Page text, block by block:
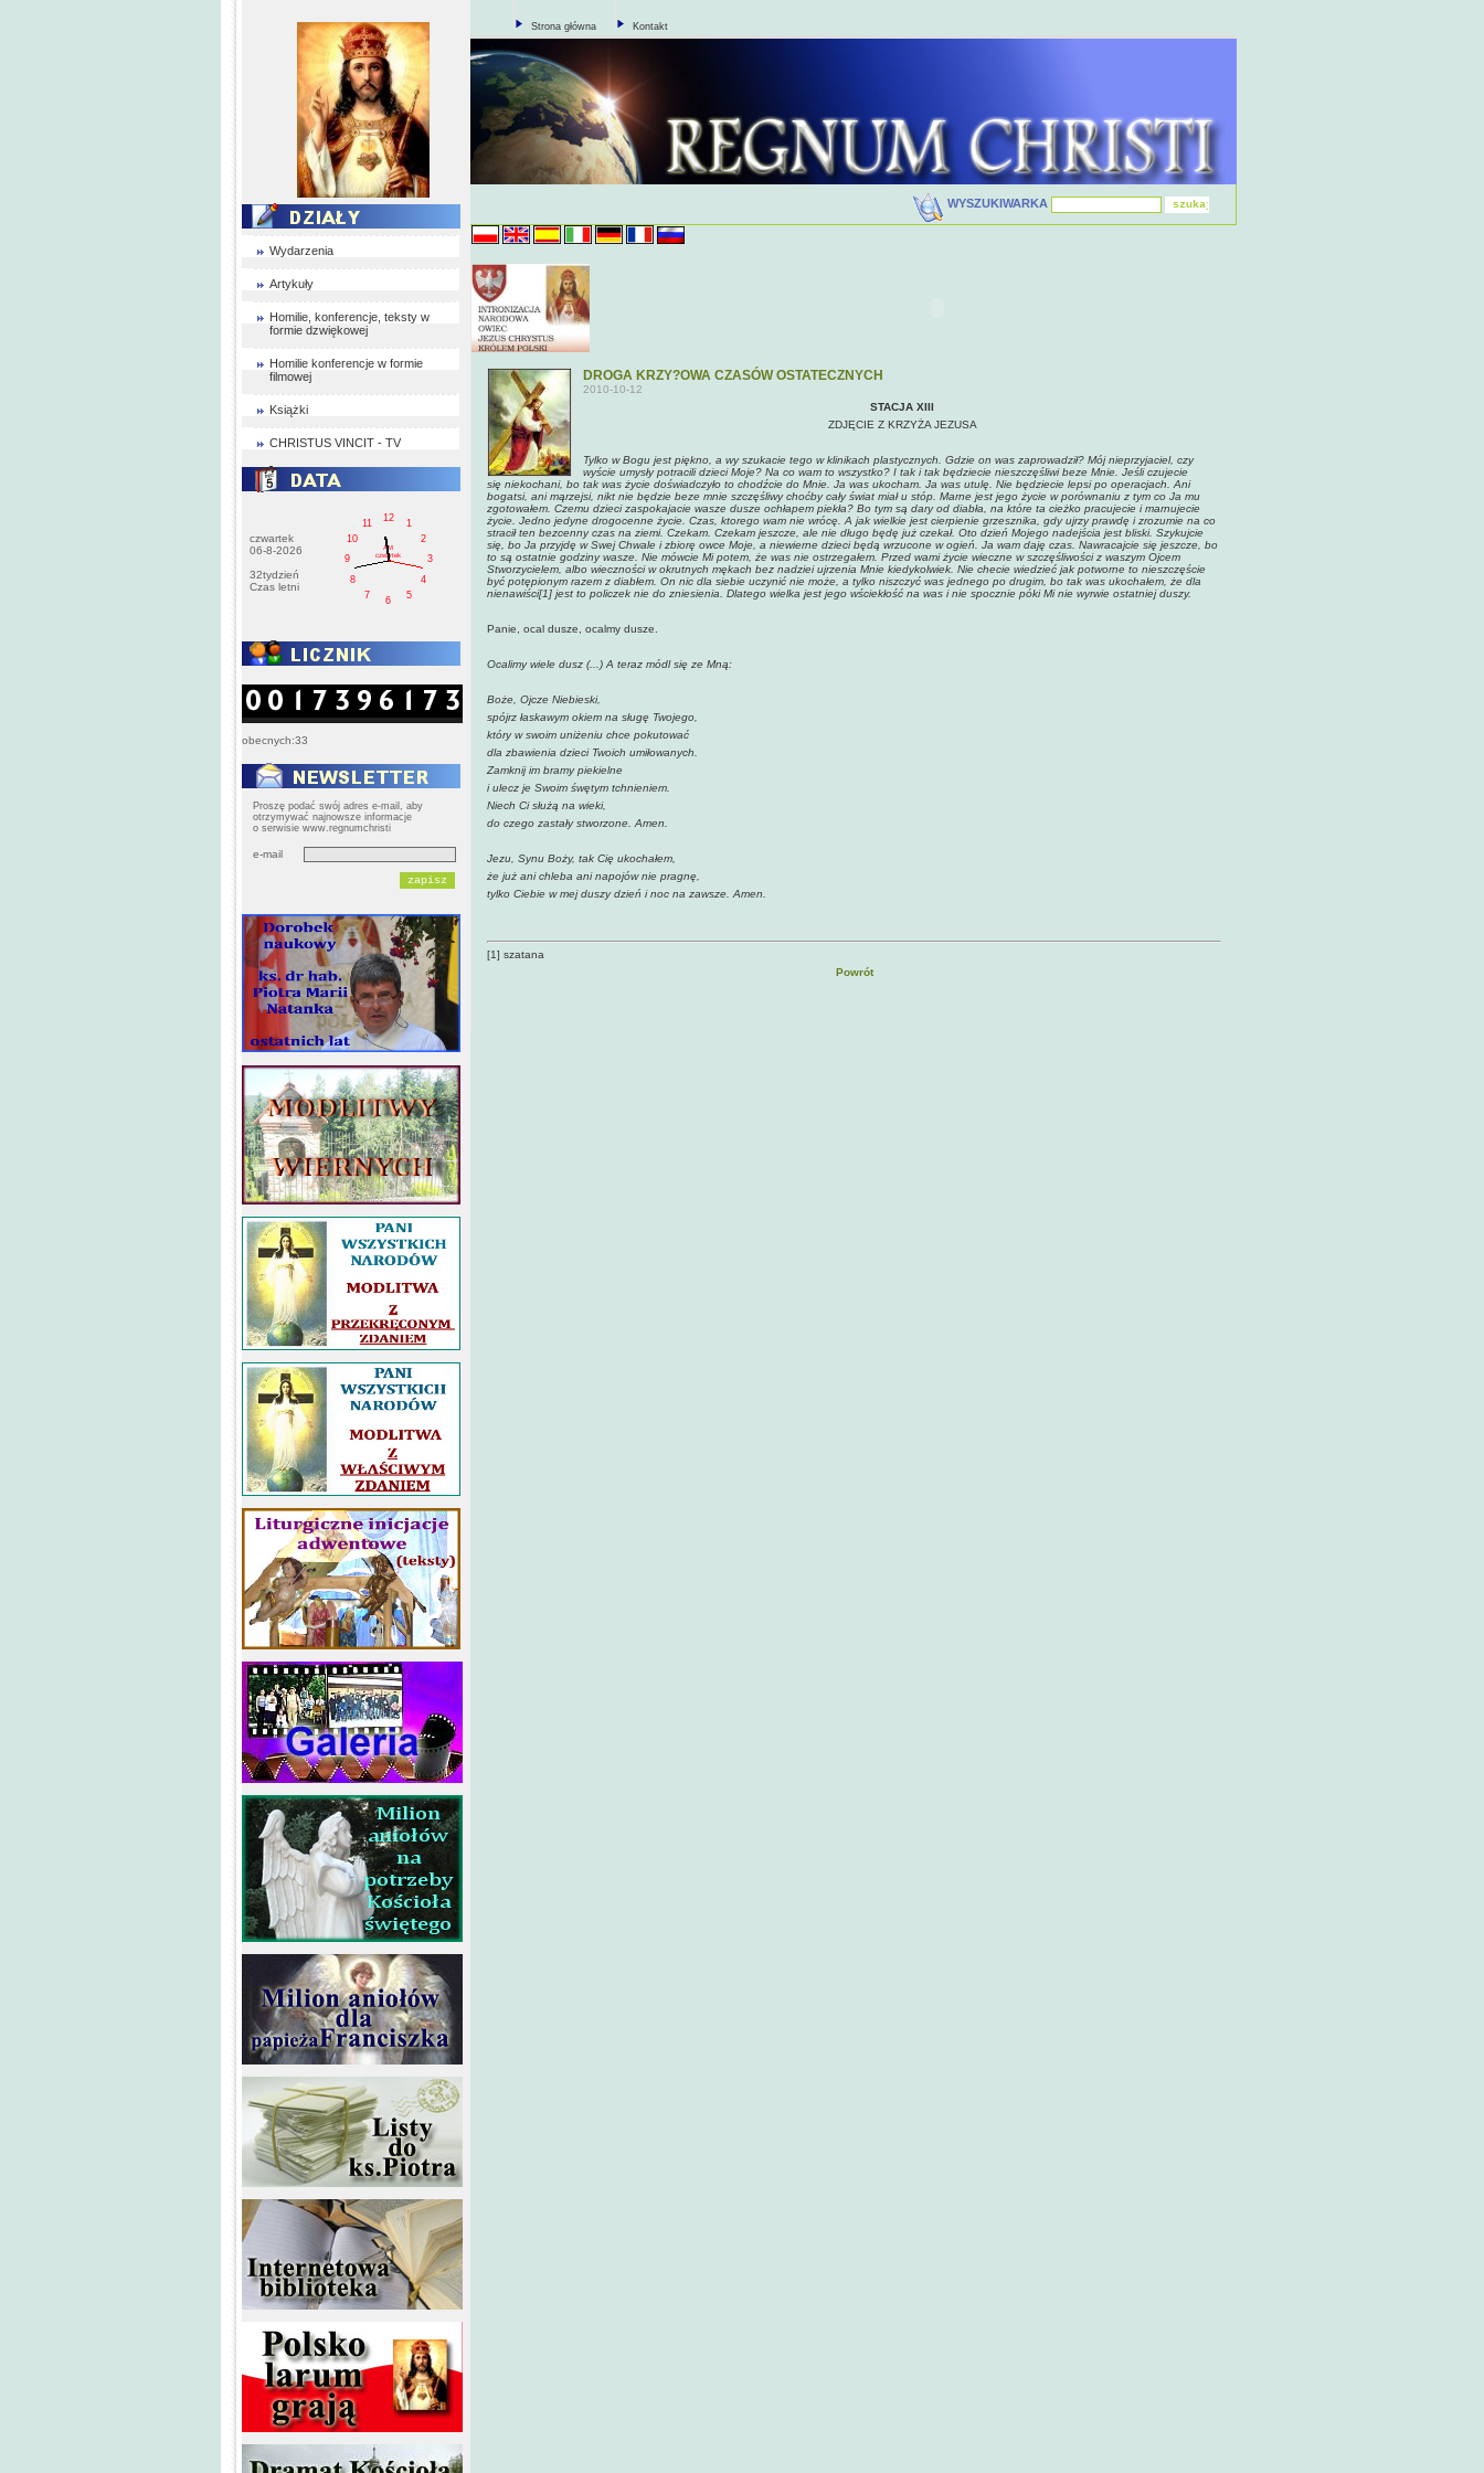
Wydarzenia
Artykuły
Homilie, konferencje, teksty w
formie dzwiękowej
Homilie konferencje w formie
filmowej
Książki
CHRISTUS VINCIT - TV
czwartek
06-8-2026
32tydzień
Czas letni
1
2
3
4
5
6
7
8
9
10
11
12
AM
czwartek
obecnych:33
Proszę podać swój adres e-mail, aby
otrzymywać najnowsze informacje
o serwisie www.regnumchristi
e-mail
Strona główna Kontakt
WYSZUKIWARKA
DROGA KRZY?OWA CZASÓW OSTATECZNYCH
2010-10-12
STACJA XIII
ZDJĘCIE Z KRZYŻA JEZUSA
Tylko w Bogu jest piękno, a wy szukacie tego w klinikach plastycznych. Gdzie on was zaprowadził? Mój nieprzyjaciel, czy
wyście umysły potracili dzieci Moje? Na co wam to wszystko? I tak i tak będziecie nieszczęśliwi beze Mnie. Jeśli czujecie
się niekochani, bo tak was życie doświadczyło to chodźcie do Mnie. Ja was ukocham. Ja was utulę. Nie będziecie lepsi po operacjach. Ani
bogatsi, ani mąrzejsi, nikt nie będzie beze mnie szczęśliwy choćby cały świat miał u stóp. Marne jest jego życie w porównaniu z tym co Ja mu
zgotowałem. Czemu dzieci zaspokajacie wasze dusze ochłapem piekła? Bo tym są dary od diabła, na które ta cieżko pracujecie i marnujecie
życie. Jedno jedyne drogocenne życie. Czas, ktorego wam nie wrócę. A jak wielkie jest cierpienie grzesznika, gdy ujrzy prawdę i zrozumie na co
stracił ten bezcenny czas na ziemi. Czekam. Czekam jeszcze, ale nie długo będę już czekał. Oto dzień Mojego nadejścia jest bliski. Szykujcie
się, bo Ja przyjdę w Swej Chwale i zbiorę owce Moje, a niewierne dzieci będą wrzucone w ogień. Ja wam daję czas. Nawracajcie się jeszcze, bo
to są ostatnie godziny wasze. Nie mówcie Mi potem, że was nie ostrzegałem. Przed wami życie wieczne w szczęśliwości z waszym Ojcem
Stworzycielem, albo wieczności w okrutnych mękach bez nadziei ujrzenia Mnie kiedykolwiek. Nie checie wiedzieć jak potworne to nieszczęście
być potępionym razem z diabłem. On nic dla siebie uczynić nie może, a tylko niszczyć was jednego po drugim, bo tak was ukochałem, że dla
nienawiści[1] jest to policzek nie do zniesienia. Dlatego wielka jest jego wściekłość na was i nie spocznie póki Mi nie wyrwie ostatniej duszy.
Panie, ocal dusze, ocalmy dusze.
Ocalimy wiele dusz (...) A teraz módl się ze Mną:
Boże, Ojcze Niebieski,
spójrz łaskawym okiem na sługę Twojego,
który w swoim uniżeniu chce pokutować
dla zbawienia dzieci Twoich umiłowanych.
Zamknij im bramy piekielne
i ulecz je Swoim śwętym tchnieniem.
Niech Ci służą na wieki,
do czego zastały stworzone. Amen.
Jezu, Synu Boży, tak Cię ukochałem,
że już ani chleba ani napojów nie pragnę,
tylko Ciebie w mej duszy dzień i noc na zawsze. Amen.
[1] szatana
Powrót